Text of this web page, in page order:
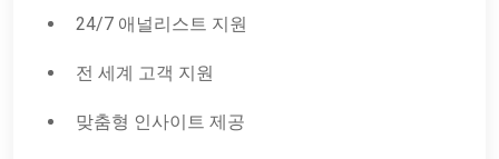
24/7 애널리스트 지원
전 세계 고객 지원
맞춤형 인사이트 제공